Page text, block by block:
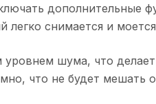
дополнительные
снимается и
уровнем шума, что
что не будет